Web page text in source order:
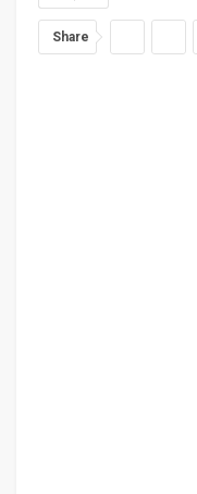
Share